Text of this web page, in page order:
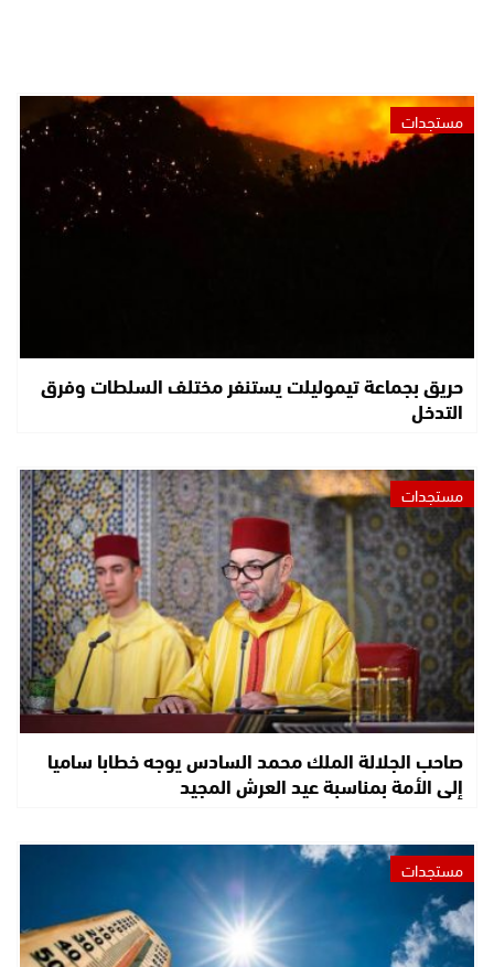
مستجدات
حريق بجماعة تيموليلت يستنفر مختلف السلطات وفرق
التدخل
مستجدات
صاحب الجلالة الملك محمد السادس يوجه خطابا ساميا
إلى الأمة بمناسبة عيد العرش المجيد
مستجدات